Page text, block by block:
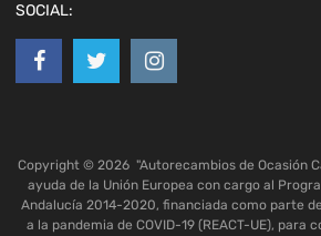
SOCIAL:
Copyright © 2026 "Autorecambios de Ocasión
ayuda de la Unión Europea con cargo al
Andalucía 2014-2020, financiada como parte
a la pandemia de COVID-19 (REACT-UE), para